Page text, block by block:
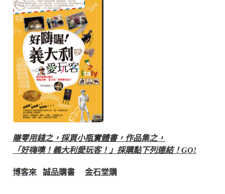
賺零用錢之，採買小瓶實體書，作品集之，
「好嗨噢！義大利愛玩客！」採購點下列連結！GO!
博客來 誠品購書 金石堂購